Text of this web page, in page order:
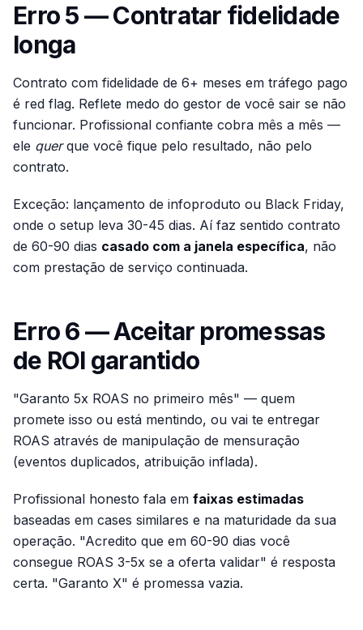
Erro 5 — Contratar fidelidade
longa
Contrato com fidelidade de 6+ meses em tráfego pago
é red flag. Reflete medo do gestor de você sair se não
funcionar. Profissional confiante cobra mês a mês —
ele querque você fique pelo resultado, não pelo
contrato.
Exceção: lançamento de infoproduto ou Black Friday,
onde o setup leva 30-45 dias. Aí faz sentido contrato
de 60-90 dias casado com a janela específica, não
com prestação de serviço continuada.
Erro 6 — Aceitar promessas
de ROI garantido
"Garanto 5x ROAS no primeiro mês" — quem
promete isso ou está mentindo, ou vai te entregar
ROAS através de manipulação de mensuração
(eventos duplicados, atribuição inflada).
Profissional honesto fala em faixas estimadas
baseadas em cases similares e na maturidade da sua
operação. "Acredito que em 60-90 dias você
consegue ROAS 3-5x se a oferta validar" é resposta
certa. "Garanto X" é promessa vazia.